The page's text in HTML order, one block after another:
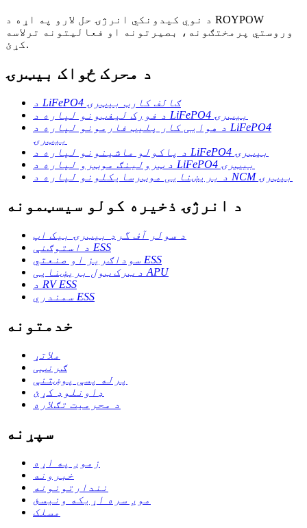
د نوي کیدونکي انرژۍ حل لارو په اړه د ROYPOW
وروستي پرمختګونه، بصیرتونه او فعالیتونه ترلاسه
کړئ.
د محرک ځواک بیټرۍ
د LiFePO4 ګالف کارټ بیټرۍ
د فورک لیفټونو لپاره د LiFePO4 بیټرۍ
د هوایی کار پلیټ فارمونو لپاره د LiFePO4
بیټرۍ
د پاکولو ماشینونو لپاره د LiFePO4 بیټرۍ
د ټرولینګ موټرو لپاره د LiFePO4 بیټرۍ
د بریښنایی موټرسایکلونو لپاره د NCM بیټرۍ
د انرژۍ ذخیره کولو سیسټمونه
د سولر آف گرډ بیټرۍ بیک اپ
د استوګنې ESS
سوداګریز او صنعتي ESS
د ټرک ټول بریښنایی APU
د RV ESS
سمندري ESS
خدمتونه
ملاتړ
ګرنټی
پرله پسې پوښتنې
ډاونلوډ کړئ
د محرمیت تګلاره
سپړنه
زموږ په اړه
خبرونه
نندارتونونه
موږ سره اړیکه ونیسئ
مسلک